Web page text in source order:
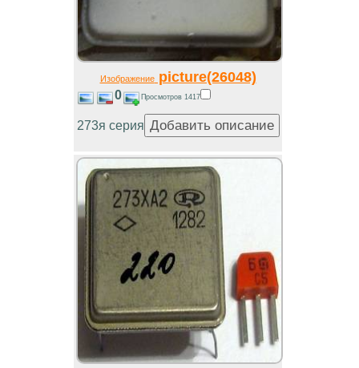
Изображениеpicture(26048)
0 Просмотров 1417
273я серия